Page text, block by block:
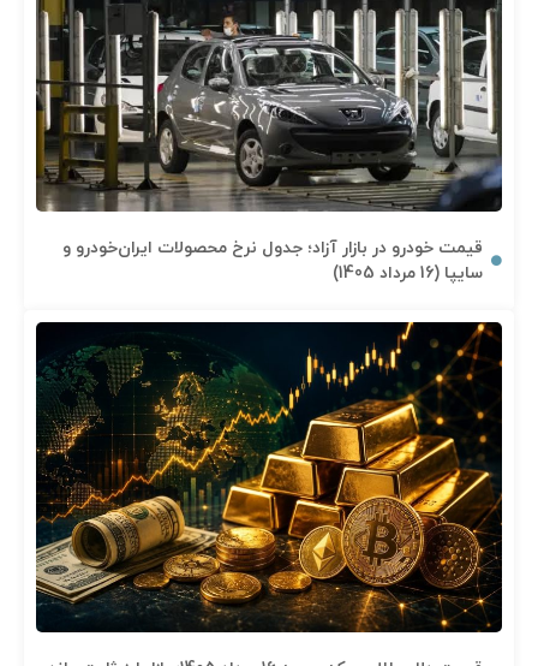
قیمت خودرو در بازار آزاد؛ جدول نرخ محصولات ایران‌خودرو و
سایپا (16 مرداد 1405)